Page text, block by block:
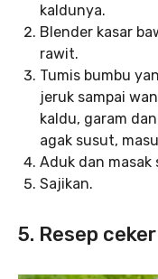
kaldunya.
Blender kasar
rawit.
Tumis bumbu
jeruk sampai
kaldu, garam
agak susut,
Aduk dan
Sajikan.
5. Resep